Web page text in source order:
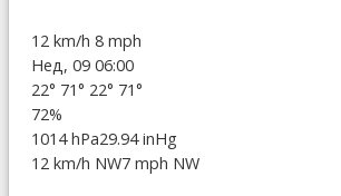
12 km/h 8 mph
Нед, 09 06:00
22° 71° 22° 71°
72%
1014 hPa29.94 inHg
12 km/h NW7 mph NW